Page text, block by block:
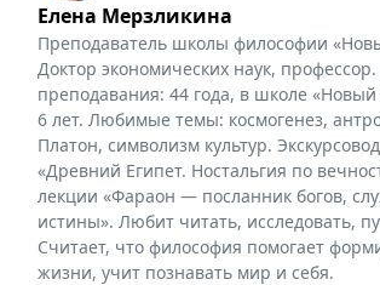
Елена Мерзликина
Преподаватель школы философии
Доктор экономических наук,
преподавания: 44 года, в школе
6 лет. Любимые темы: космогенез,
Платон, символизм культур.
«Древний Египет. Ностальгия по
лекции «Фараон — посланник богов,
истины». Любит читать, исследовать,
Считает, что философия помогает
жизни, учит познавать мир и себя.